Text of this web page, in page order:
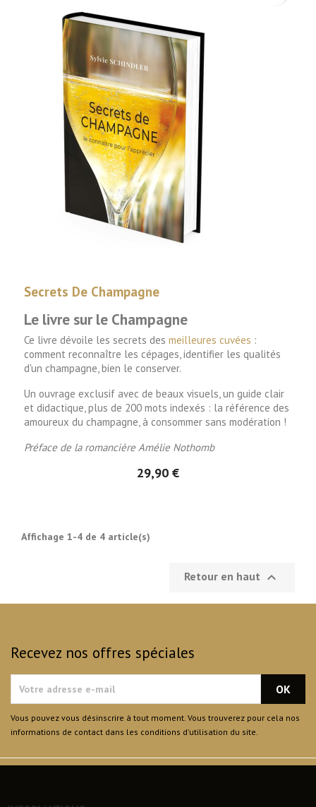
Secrets De Champagne
Le livre sur le Champagne
Ce livre dévoile les secrets des meilleures cuvées :
comment reconnaître les cépages, identifier les qualités
d'un champagne, bien le conserver.
Un ouvrage exclusif avec de beaux visuels, un guide clair
et didactique,plus de 200 mots indexés : la référence des
amoureux du champagne, à consommer sans modération !
Préface de la romancière Amélie Nothomb
29,90 €
Affichage 1-4 de 4 article(s)
Retour en haut 
Recevez nos offres spéciales
Vous pouvez vous désinscrire à tout moment. Vous trouverez pour cela nos
informations de contact dans les conditions d'utilisation du site.